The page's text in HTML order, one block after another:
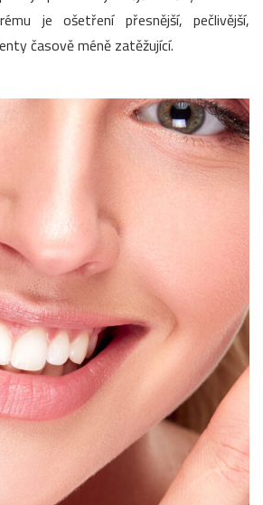
je ošetření přesnější, pečlivější,
časově méně zatěžující.